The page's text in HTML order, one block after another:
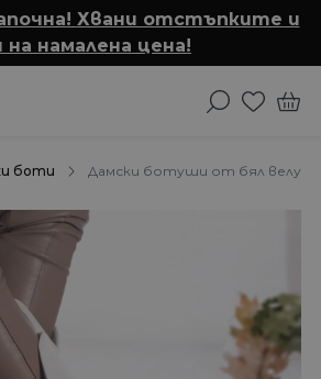
Хвани отстъпките и
на намалена цена!
боти Дамски ботуши от бял велур